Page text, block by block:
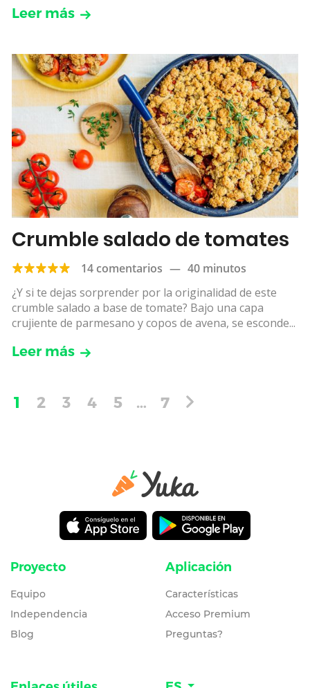
Leer más
Crumble salado de tomates
14 comentarios — 40 minutos
¿Y si te dejas sorprender por la originalidad de este
crumble salado a base de tomate? Bajo una capa
crujiente de parmesano y copos de avena, se esconde...
Leer más
1 2 3 4 5 … 7
Proyecto
Equipo
Independencia
Blog
Aplicación
Características
Acceso Premium
Preguntas?